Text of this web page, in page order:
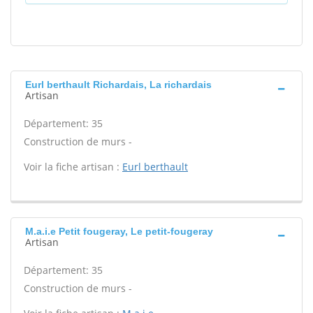
Eurl berthault Richardais, La richardais
Artisan
Département: 35
Construction de murs -
Voir la fiche artisan : Eurl berthault
M.a.i.e Petit fougeray, Le petit-fougeray
Artisan
Département: 35
Construction de murs -